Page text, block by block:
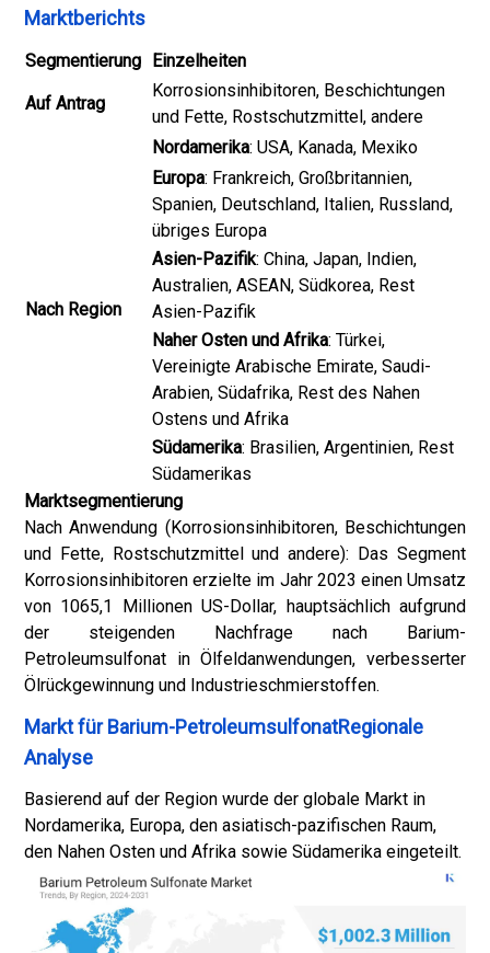
Marktberichts
Segmentierung Einzelheiten
Auf Antrag
Korrosionsinhibitoren, Beschichtungen
und Fette, Rostschutzmittel, andere
Nach Region
Nordamerika: USA, Kanada, Mexiko
Europa: Frankreich, Großbritannien,
Spanien, Deutschland, Italien, Russland,
übriges Europa
Asien-Pazifik: China, Japan, Indien,
Australien, ASEAN, Südkorea, Rest
Asien-Pazifik
Naher Osten und Afrika: Türkei,
Vereinigte Arabische Emirate, Saudi-
Arabien, Südafrika, Rest des Nahen
Ostens und Afrika
Südamerika: Brasilien, Argentinien, Rest
Südamerikas
Marktsegmentierung
Nach Anwendung (Korrosionsinhibitoren, Beschichtungen
und Fette, Rostschutzmittel und andere): Das Segment
Korrosionsinhibitoren erzielte im Jahr 2023 einen Umsatz
von 1065,1 Millionen US-Dollar, hauptsächlich aufgrund
der steigenden Nachfrage nach Barium-
Petroleumsulfonat in Ölfeldanwendungen, verbesserter
Ölrückgewinnung und Industrieschmierstoffen.
Markt für Barium-PetroleumsulfonatRegionale
Analyse
Basierend auf der Region wurde der globale Markt in
Nordamerika, Europa, den asiatisch-pazifischen Raum,
den Nahen Osten und Afrika sowie Südamerika eingeteilt.